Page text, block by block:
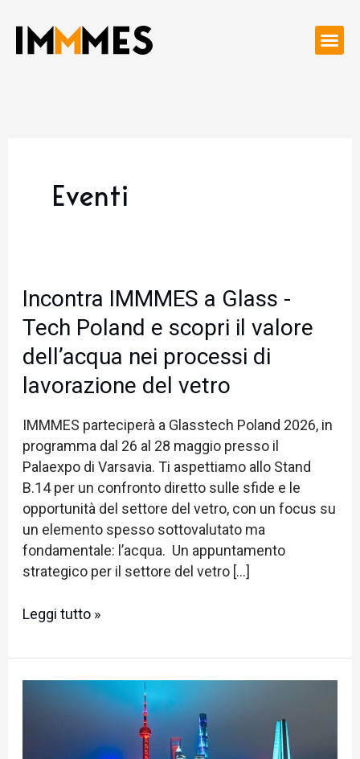
contenuto
Eventi
Incontra IMMMES a Glass -
Tech Poland e scopri il valore
dell’acqua nei processi di
lavorazione del vetro
IMMMES parteciperà a Glasstech Poland 2026, in
programma dal 26 al 28 maggio presso il
Palaexpo di Varsavia. Ti aspettiamo allo Stand
B.14 per un confronto diretto sulle sfide e le
opportunità del settore del vetro, con un focus su
un elemento spesso sottovalutato ma
fondamentale: l’acqua. Un appuntamento
strategico per il settore del vetro […]
Incontra
IMMMES
a
Glass
-
Tech
Poland
e
scopri
il
valore
dell’acqua
nei
processi
lavorazione
Leggi tutto »